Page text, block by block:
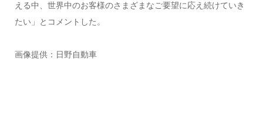
える中、世界中のお客様のさまざまなご要望に応え続けていき
たい」とコメントした。
画像提供：日野自動車